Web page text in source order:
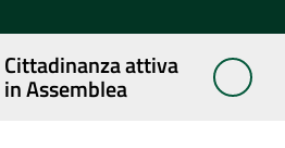
Cittadinanza attiva
in Assemblea